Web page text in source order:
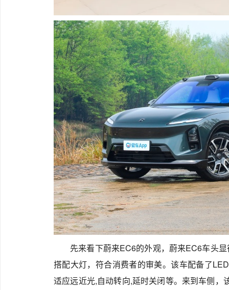
先来看下蔚来EC6的外观，蔚来EC6车头
搭配大灯，符合消费者的审美。该车配备了
适应远近光,自动转向,延时关闭等。来到车侧，